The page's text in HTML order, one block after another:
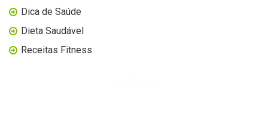
Dica de Saúde
Dieta Saudável
Receitas Fitness